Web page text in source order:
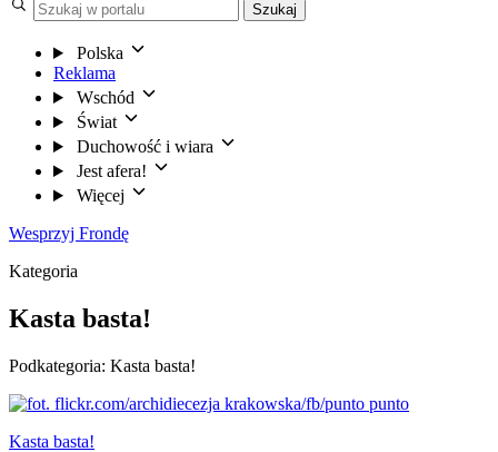
Szukaj
Polska
Reklama
Wschód
Świat
Duchowość i wiara
Jest afera!
Więcej
Wesprzyj Frondę
Kategoria
Kasta basta!
Podkategoria: Kasta basta!
Kasta basta!